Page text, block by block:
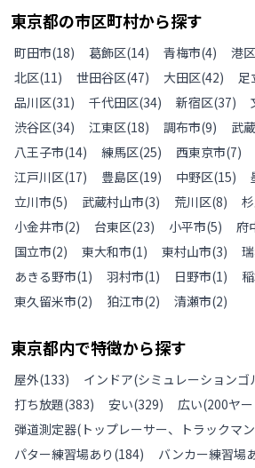
東京都の市区町村から探す
町田市(18) 葛飾区(14) 青梅市(4) 港区
北区(11) 世田谷区(47) 大田区(42) 足
品川区(31) 千代田区(34) 新宿区(37)
渋谷区(34) 江東区(18) 調布市(9) 武
八王子市(14) 練馬区(25) 西東京市(7)
江戸川区(17) 豊島区(19) 中野区(15)
立川市(5) 武蔵村山市(3) 荒川区(8)
小金井市(2) 台東区(23) 小平市(5) 府
国立市(2) 東大和市(1) 東村山市(3)
あきる野市(1) 羽村市(1) 日野市(1)
東久留米市(2) 狛江市(2) 清瀬市(2)
東京都内で特徴から探す
屋外(133) インドア(シミュレーションゴ
打ち放題(383) 安い(329) 広い(200ヤ
弾道測定器(トップレーサー、トラックマ
パター練習場あり (184) バンカー練習場